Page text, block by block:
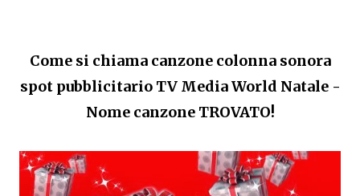
Come si chiama canzone colonna sonora
spot pubblicitario TV Media World Natale -
Nome canzone TROVATO!